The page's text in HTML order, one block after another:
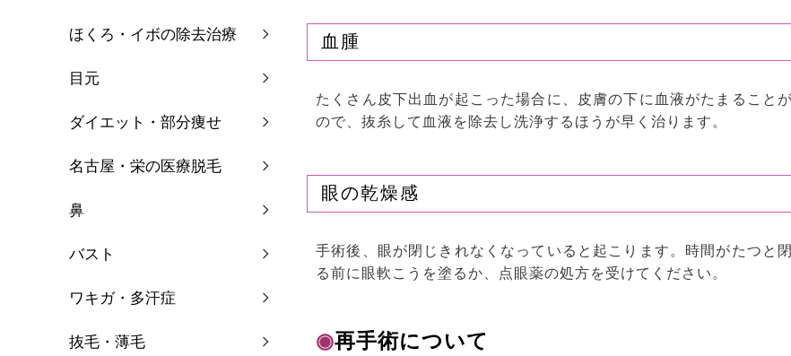
血腫
たくさん皮下出血が起こった場合に、皮膚の下に血液がたまること
ので、抜糸して血液を除去し洗浄するほうが早く治ります。
眼の乾燥感
手術後、眼が閉じきれなくなっていると起こります。時間がたつと
る前に眼軟こうを塗るか、点眼薬の処方を受けてください。
◉再手術について
ほくろ・イボの除去治療
目元
ダイエット・部分痩せ
名古屋・栄の医療脱毛
鼻
バスト
ワキガ・多汗症
抜毛・薄毛